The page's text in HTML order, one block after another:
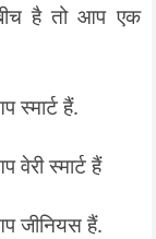
है तो आप एक
हैं.
स्मार्ट हैं
जीनियस हैं.